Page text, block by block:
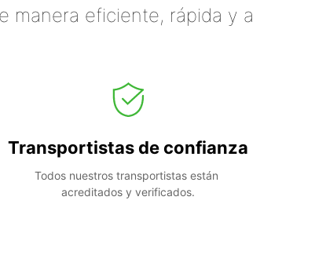
manera eficiente, rápida y a
Transportistas de confianza
Todos nuestros transportistas están
acreditados y verificados.